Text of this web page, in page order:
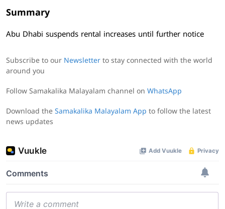
Summary
Abu Dhabi suspends rental increases until further notice
Subscribe to our Newsletter to stay connected with the world
around you
Follow Samakalika Malayalam channel on WhatsApp
Download the Samakalika Malayalam App to follow the latest
news updates